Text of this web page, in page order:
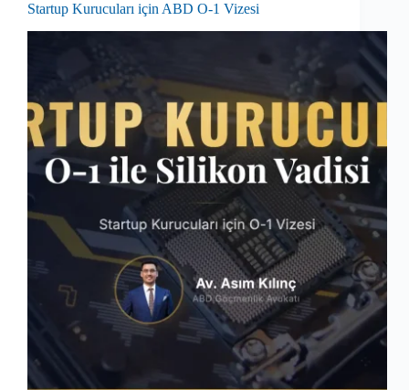
Startup Kurucuları için ABD O-1 Vizesi